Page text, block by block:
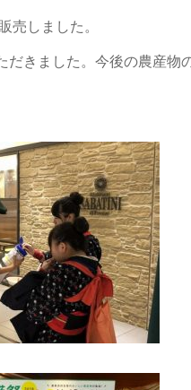
売しました。
きました。今後の農産